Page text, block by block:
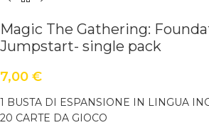
Magic The Gathering:
Jumpstart- single pack
7,00 €
1 BUSTA DI ESPANSIONE IN LINGUA
20 CARTE DA GIOCO